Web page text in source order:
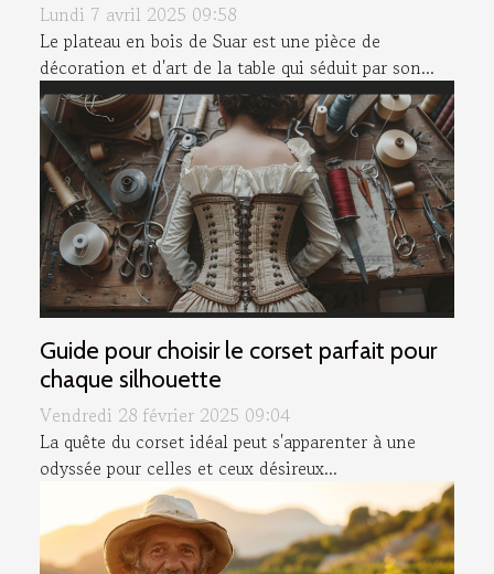
Lundi 7 avril 2025 09:58
Le plateau en bois de Suar est une pièce de
décoration et d'art de la table qui séduit par son...
Guide pour choisir le corset parfait pour
chaque silhouette
Vendredi 28 février 2025 09:04
La quête du corset idéal peut s'apparenter à une
odyssée pour celles et ceux désireux...